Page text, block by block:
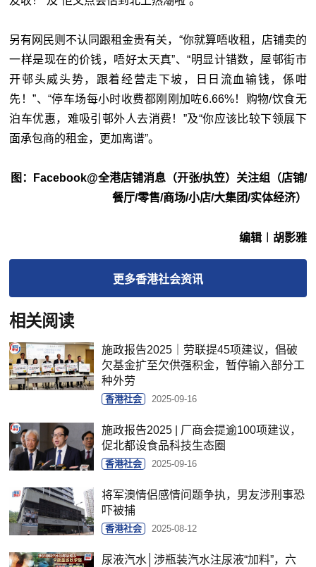
另有网民则不认同跟租金贵有关，“你就算唔收租，店铺卖的
一样是现在的价钱，唔好太天真”、“明显计错数，屋邨街市
开邨头威头势，跟着经营走下坡，日日流血输钱，係咁
先！”、“停车场每小时收费都刚刚加咗6.66%！购物/饮食无
泊车优惠，难吸引邨外人去消费！”及“你应该比较下领展下
面承包商的租金，更加离谱”。
图：Facebook@全港店铺消息（开张/执笠）关注组（店铺/
餐厅/零售/商场/小店/大集团/实体经济）
编辑︱胡影雅
更多香港社会资讯
相关阅读
施政报告2025｜劳联提45项建议，倡破
欠基金扩至欠供强积金，暂停输入部分工
种外劳
香港社会 2025-09-16
施政报告2025 | 厂商会提逾100项建议，
促北都设食品科技生态圈
香港社会 2025-09-16
将军澳情侣感情问题争执，男友涉刑事恐
吓被捕
香港社会 2025-08-12
尿液汽水│涉瓶装汽水注尿液“加料”，六